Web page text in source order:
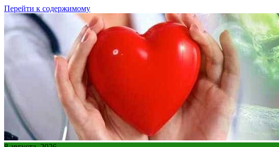
Перейти к содержимому